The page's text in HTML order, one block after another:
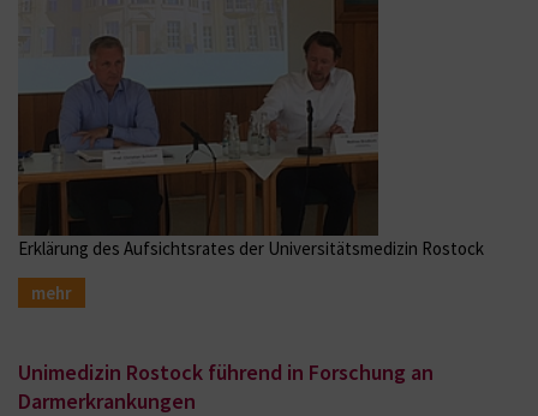
Erklärung des Aufsichtsrates der Universitätsmedizin Rostock
mehr
Unimedizin Rostock führend in Forschung an
Darmerkrankungen